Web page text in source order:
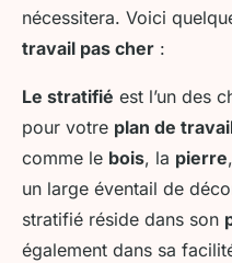
nécessitera. Voici
travail pas cher :
Le stratifié est l’un des
pour votre plan de
comme le bois, la pierre
un large éventail de
stratifié réside dans son
également dans sa